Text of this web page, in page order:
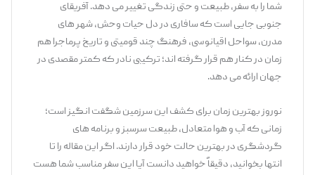
شما را به سفر، طبیعت و حتی زندگی تغییر می ‌دهد. آفریقای
جنوبی جایی است که سافاری در دل حیات ‌وحش، شهر های
مدرن، سواحل اقیانوسی، فرهنگ چند قومیتی و تاریخ پرماجرا هم‌
زمان در کنار هم قرار گرفته ‌اند؛ ترکیبی نادر که کمتر مقصدی در
جهان ارائه می ‌دهد.
نوروز بهترین زمان برای کشف این سرزمین شگفت ‌انگیز است؛
زمانی که آب ‌و هوا متعادل، طبیعت سرسبز و برنامه‌ های
گردشگری در بهترین حالت خود قرار دارند. اگر این مقاله را تا
انتها بخوانید، دقیقاً خواهید دانست آیا این سفر مناسب شما هست